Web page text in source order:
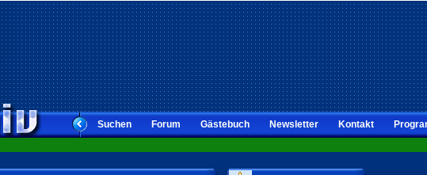
Suchen Forum Gästebuch Newsletter Kontakt